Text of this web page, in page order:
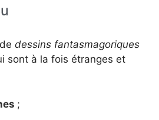
dessins fantasmagoriques
sont à la fois étranges et
;